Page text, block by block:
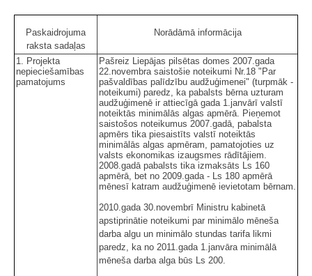
Paskaidrojuma
raksta sadaļas
Norādāmā informācija
1. Projekta
nepieciešamības
pamatojums
Pašreiz Liepājas pilsētas domes 2007.gada
22.novembra saistošie noteikumi Nr.18 "Par
pašvaldības palīdzību audžuģimenei" (turpmāk -
noteikumi) paredz, ka pabalsts bērna uzturam
audžuģimenē ir attiecīgā gada 1.janvārī valstī
noteiktās minimālās algas apmērā. Pieņemot
saistošos noteikumus 2007.gadā, pabalsta
apmērs tika piesaistīts valstī noteiktās
minimālās algas apmēram, pamatojoties uz
valsts ekonomikas izaugsmes rādītājiem.
2008.gadā pabalsts tika izmaksāts Ls 160
apmērā, bet no 2009.gada - Ls 180 apmērā
mēnesī katram audžuģimenē ievietotam bērnam.
2010.gada 30.novembrī Ministru kabinetā
apstiprinātie noteikumi par minimālo mēneša
darba algu un minimālo stundas tarifa likmi
paredz, ka no 2011.gada 1.janvāra minimālā
mēneša darba alga būs Ls 200.